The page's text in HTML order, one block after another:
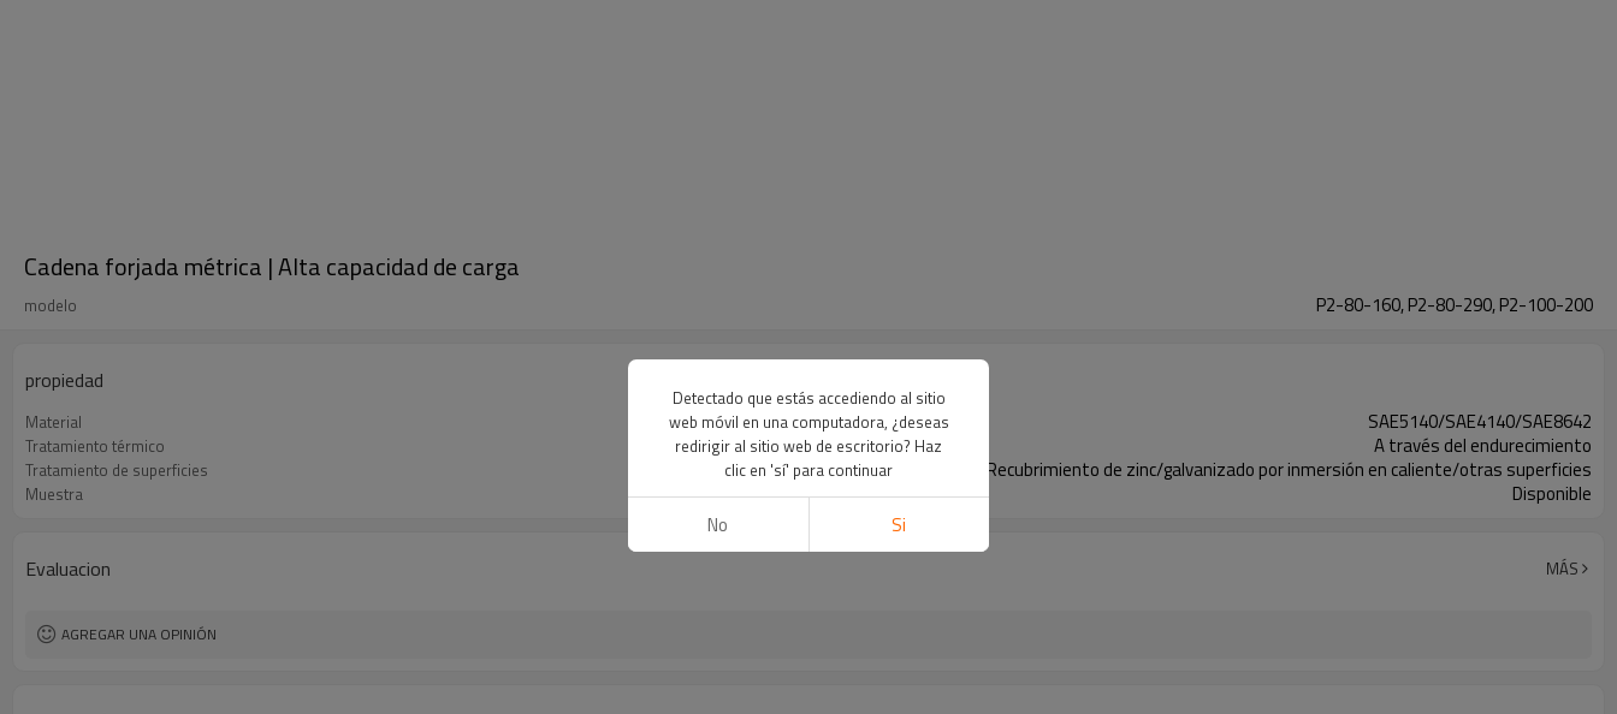
Cadena forjada métrica | Alta capacidad de carga
modelo P2-80-160, P2-80-290, P2-100-200
propiedad
Material SAE5140/SAE4140/SAE8642
Tratamiento térmico A través del endurecimiento
Tratamiento de superficies Recubrimiento de zinc/galvanizado por inmersión en caliente/otras superficies
Muestra Disponible
Evaluacion MÁS
AGREGAR UNA OPINIÓN
Detectado que estás accediendo al sitio
web móvil en una computadora, ¿deseas
redirigir al sitio web de escritorio? Haz
clic en 'sí' para continuar
No Si